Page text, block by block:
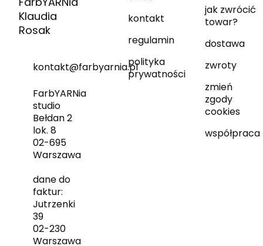
Klaudia
Rosak
kontakt@farbyarnia.pl
FarbYARNia
studio
Bełdan 2
lok. 8
02-695
Warszawa
dane do
faktur:
Jutrzenki
39
02-230
Warszawa
kontakt
regulamin
polityka
prywatności
jak zwrócić
towar?
dostawa
zwroty
zmień
zgody
cookies
współpraca